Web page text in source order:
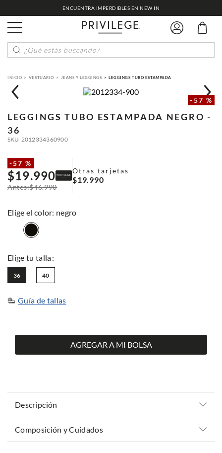
ENCUENTRA IMPERDIBLES EN NEW IN
¿Qué estás buscando?
VESTUARIO JEANS Y LEGGINGS LEGGINGS TUBO ESTAMPADA
-57 %
LEGGINGS TUBO ESTAMPADA NEGRO -
36
SKU 2012334360900
-57 %
$19.990
$46.990
Otras tarjetas
$19.990
: negro
36 40
Guía de tallas
AGREGAR A MI BOLSA
Descripción
Composición y Cuidados